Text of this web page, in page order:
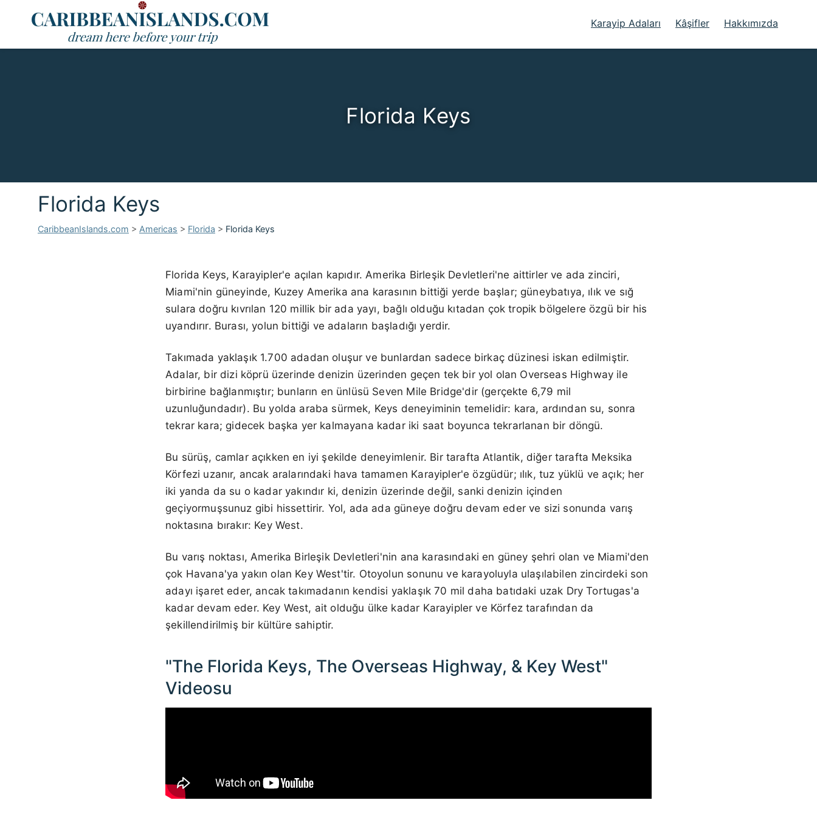
Karayip Adaları Kâşifler Hakkımızda
Florida Keys
Florida Keys
CaribbeanIslands.com > Americas > Florida > Florida Keys
Florida Keys, Karayipler'e açılan kapıdır. Amerika Birleşik Devletleri'ne aittirler ve ada zinciri,
Miami'nin güneyinde, Kuzey Amerika ana karasının bittiği yerde başlar; güneybatıya, ılık ve sığ
sulara doğru kıvrılan 120 millik bir ada yayı, bağlı olduğu kıtadan çok tropik bölgelere özgü bir his
uyandırır. Burası, yolun bittiği ve adaların başladığı yerdir.
Takımada yaklaşık 1.700 adadan oluşur ve bunlardan sadece birkaç düzinesi iskan edilmiştir.
Adalar, bir dizi köprü üzerinde denizin üzerinden geçen tek bir yol olan Overseas Highway ile
birbirine bağlanmıştır; bunların en ünlüsü Seven Mile Bridge'dir (gerçekte 6,79 mil
uzunluğundadır). Bu yolda araba sürmek, Keys deneyiminin temelidir: kara, ardından su, sonra
tekrar kara; gidecek başka yer kalmayana kadar iki saat boyunca tekrarlanan bir döngü.
Bu sürüş, camlar açıkken en iyi şekilde deneyimlenir. Bir tarafta Atlantik, diğer tarafta Meksika
Körfezi uzanır, ancak aralarındaki hava tamamen Karayipler'e özgüdür; ılık, tuz yüklü ve açık; her
iki yanda da su o kadar yakındır ki, denizin üzerinde değil, sanki denizin içinden
geçiyormuşsunuz gibi hissettirir. Yol, ada ada güneye doğru devam eder ve sizi sonunda varış
noktasına bırakır: Key West.
Bu varış noktası, Amerika Birleşik Devletleri'nin ana karasındaki en güney şehri olan ve Miami'den
çok Havana'ya yakın olan Key West'tir. Otoyolun sonunu ve karayoluyla ulaşılabilen zincirdeki son
adayı işaret eder, ancak takımadanın kendisi yaklaşık 70 mil daha batıdaki uzak Dry Tortugas'a
kadar devam eder. Key West, ait olduğu ülke kadar Karayipler ve Körfez tarafından da
şekillendirilmiş bir kültüre sahiptir.
"The Florida Keys, The Overseas Highway, & Key West"
Videosu